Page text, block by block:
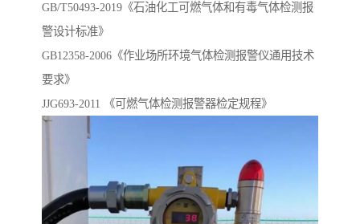
GB/T50493-2019《石油化工可燃气体和有毒气体检测报
警设计标准》
GB12358-2006《作业场所环境气体检测报警仪通用技术
要求》
JJG693-2011 《可燃气体检测报警器检定规程》